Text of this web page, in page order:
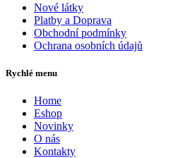
Nové látky
Platby a Doprava
Obchodní podmínky
Ochrana osobních údajů
Rychlé menu
Home
Eshop
Novinky
O nás
Kontakty